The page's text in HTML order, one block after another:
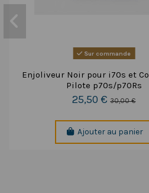
Sur commande
Enjoliveur Noir pour i70s et
Pilote p70s/p70Rs
25,50 €30,00 €
Ajouter au panier